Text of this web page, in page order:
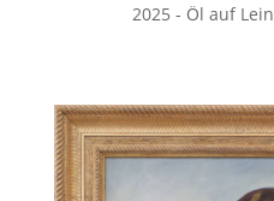
2025 - Öl auf